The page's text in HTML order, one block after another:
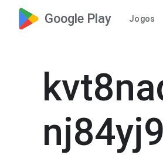
Google Play Jogos